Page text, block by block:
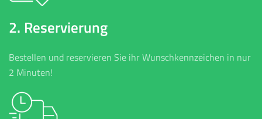
2. Reservierung
Bestellen und reservieren Sie ihr Wunschkennzeichen in nur
2 Minuten!